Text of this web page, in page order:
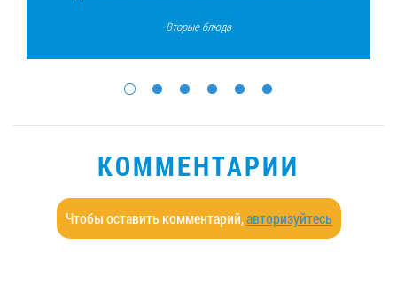
Вторые блюда
КОММЕНТАРИИ
Чтобы оставить комментарий,авторизуйтесь